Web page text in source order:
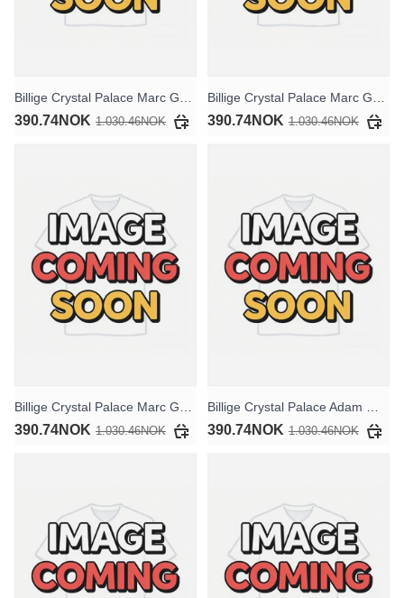
Billige Crystal Palace Marc Guehi #6 Hjemmedraktsett Barn 2025-26 Kortermet (+ Korte bukser)
390.74NOK 1.030.46NOK
Billige Crystal Palace Marc Guehi #6 Bortedraktsett Barn 2025-26 Kortermet (+ Korte bukser)
390.74NOK 1.030.46NOK
390.74NOK 1.030.46NOK 390.74NOK 1.030.46NOK